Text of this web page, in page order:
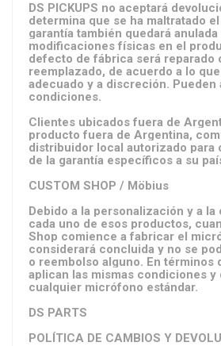
DS PICKUPS no aceptará
determina que se ha maltratado
garantía también quedará
modificaciones físicas en el
defecto de fábrica será reparado
reemplazado, de acuerdo a lo
adecuado y a discreción. Pueden
condiciones.
Clientes ubicados fuera de
producto fuera de Argentina,
distribuidor local autorizado para
de la garantía específicos a su
CUSTOM SHOP / Möbius
Debido a la personalización y a
cada uno de esos productos,
Shop comience a fabricar el
considerará concluida y no se
o reembolso alguno. En términos
aplican las mismas condiciones y
cualquier micrófono estándar.
DS PARTS
POLÍTICA DE CAMBIOS Y